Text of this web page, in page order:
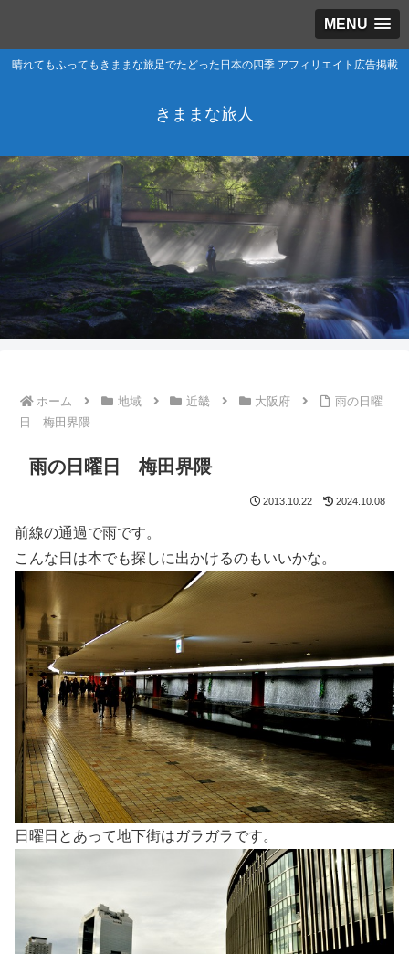
MENU
晴れてもふってもきままな旅足でたどった日本の四季 アフィリエイト広告掲載
きままな旅人
ホーム 地域 近畿 大阪府
雨の日曜
日 梅田界隈
雨の日曜日 梅田界隈
2013.10.22 2024.10.08
前線の通過で雨です。
こんな日は本でも探しに出かけるのもいいかな。
日曜日とあって地下街はガラガラです。